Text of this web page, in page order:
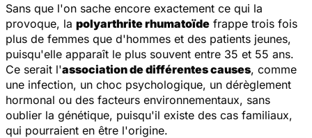
Sans que l'on sache encore exactement ce qui la
provoque, la polyarthrite rhumatoïde frappe trois fois
plus de femmes que d'hommes et des patients jeunes,
puisqu'elle apparaît le plus souvent entre 35 et 55 ans.
Ce serait l'association de différentes causes, comme
une infection, un choc psychologique, un dérèglement
hormonal ou des facteurs environnementaux, sans
oublier la génétique, puisqu'il existe des cas familiaux,
qui pourraient en être l'origine.